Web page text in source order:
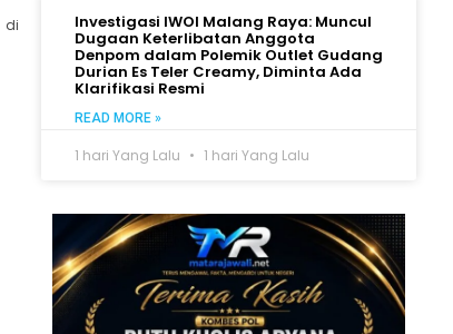
di
Investigasi IWOI Malang Raya: Muncul
Dugaan Keterlibatan Anggota
Denpom dalam Polemik Outlet Gudang
Durian Es Teler Creamy, Diminta Ada
Klarifikasi Resmi
READ MORE »
1 hari Yang Lalu 1 hari Yang Lalu